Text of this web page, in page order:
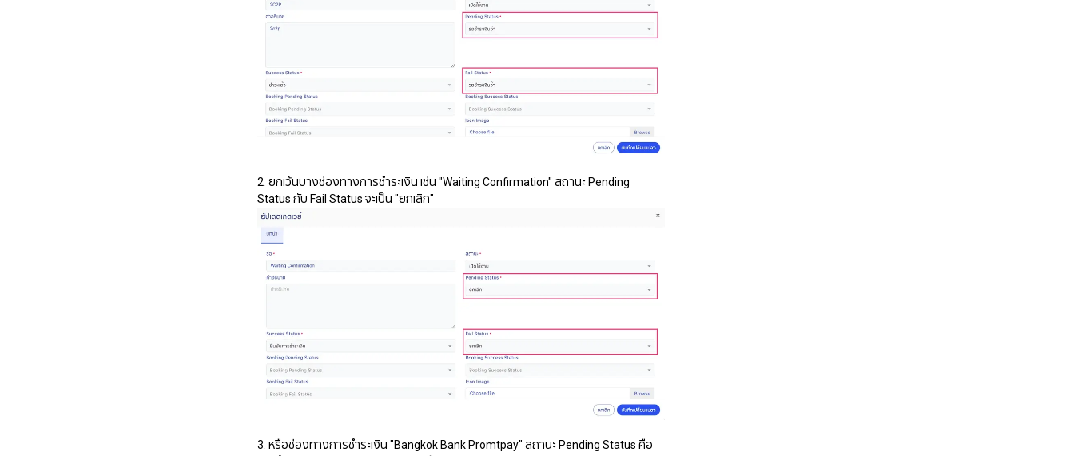
2. ยกเว้นบางช่องทางการชำระเงิน เช่น "Waiting Confirmation" สถานะ Pending
Status กับ Fail Status จะเป็น "ยกเลิก"
3. หรือช่องทางการชำระเงิน "Bangkok Bank Promtpay" สถานะ Pending Status คือ